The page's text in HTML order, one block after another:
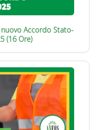
Accordo Stato-
(16 Ore)